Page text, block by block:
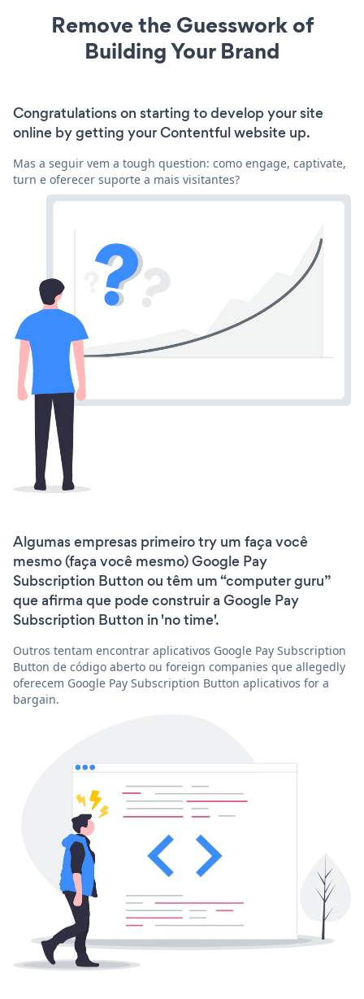
Remove the Guesswork of
Building Your Brand
Congratulations on starting to develop your site
online by getting your Contentful website up.
Mas a seguir vem a tough question: como engage, captivate,
turn e oferecer suporte a mais visitantes?
Algumas empresas primeiro try um faça você
mesmo (faça você mesmo) Google Pay
Subscription Button ou têm um “computer guru”
que afirma que pode construir a Google Pay
Subscription Button in 'no time'.
Outros tentam encontrar aplicativos Google Pay Subscription
Button de código aberto ou foreign companies que allegedly
oferecem Google Pay Subscription Button aplicativos for a
bargain.